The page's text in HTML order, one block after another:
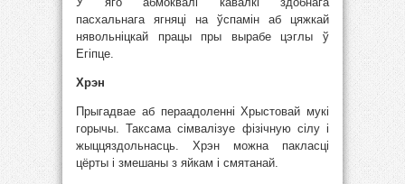
пасхальнага ягняці на ўспамін аб цяжкай
нявольніцкай працы пры вырабе цэглы ў
Егіпце.
Хрэн
Прыгадвае аб пераадоленні Хрыстовай мукі
горычы. Таксама сімвалізуе фізічную сілу і
жыццяздольнасць. Хрэн можна пакласці
цёрты і змешаны з яйкам і смятанай.